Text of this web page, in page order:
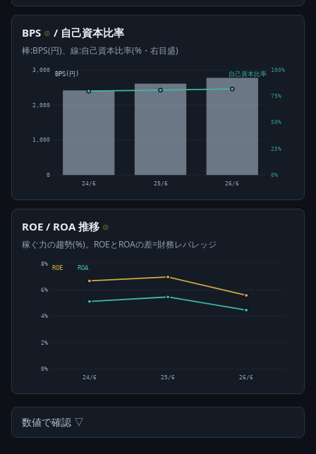
BPS ⊙ / 自己資本比率
棒:BPS(円)、線:自己資本比率(%・右目盛)
0
1,000
2,000
3,000
0%
25%
50%
75%
100%
24/6 25/6 26/6
BPS(円) 自己資本比率
ROE / ROA 推移 ⊙
稼ぐ力の趨勢(%)。ROEとROAの差=財務レバレッジ
0%
2%
4%
6%
8%
ROE ROA
24/6 25/6 26/6
数値で確認 ▽